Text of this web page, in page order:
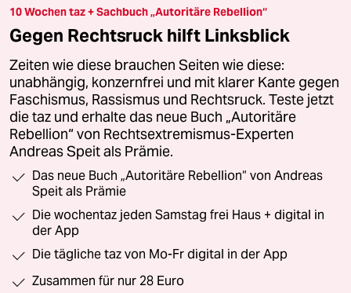
10 Wochen taz + Sachbuch „Autoritäre Rebellion“
Gegen Rechtsruck hilft Linksblick
Zeiten wie diese brauchen Seiten wie diese:
unabhängig, konzernfrei und mit klarer Kante gegen
Faschismus, Rassismus und Rechtsruck. Teste jetzt
die taz und erhalte das neue Buch „Autoritäre
Rebellion“ von Rechtsextremismus-Experten
Andreas Speit als Prämie.
Das neue Buch „Autoritäre Rebellion“ von Andreas
Speit als Prämie
Die wochentaz jeden Samstag frei Haus + digital in
der App
Die tägliche taz von Mo-Fr digital in der App
Zusammen für nur 28 Euro